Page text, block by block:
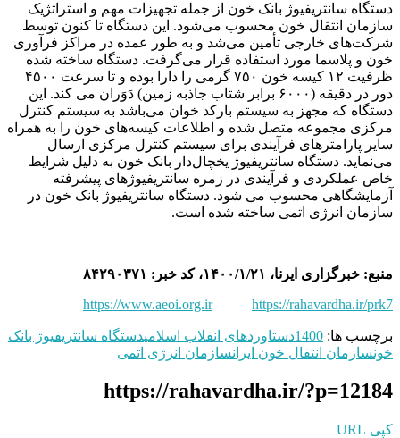
دستگاه سانتریفیوژ بانک خون از جمله تجهیزات مهم و استراتژیک
سازمان انتقال خون محسوب می‌شود. این دستگاه تا کنون توسط
شرکت‌های خارجی تأمین می‌شد و به ‌طور عمده در مراکز فرآوری
خون و پلاسما مورد استفاده قرار می‌گرفت. دستگاه ساخته شده
ظرفیت ۱۲ کیسه خون ۷۵۰ گرمی را دارا بوده و تا سرعت ۴۵۰۰
دور در دقیقه (۶۰۰۰ برابر شتاب جاذبه زمین) دَوَران می کند. این
دستگاه که مجهز به سیستم بارکد خوان می‌باشد به سیستم کنترل
مرکزی مجموعه متصل شده و اطلاعات کیسه‌های خون را به همراه
سایر پارامترهای فرآیندی برای سیستم کنترل مرکزی ارسال
می‌نماید. دستگاه سانتریفیوژ یخچال‌دار بانک خون به دلیل شرایط
خاص عملکردی و فرآیندی در زمره سانتریفیوژهای پیشرفته
آزمایشگاهی محسوب می شود. دستگاه سانتریفیوژ بانک خون در
سازمان انرژی اتمی ساخته شده است.
منبع: خبرگزاری ایرنا، ۱۴۰۰/۱/۲۱، کد خبر: ۸۴۲۹۰۳۷۱
https://www.aeoi.org.ir
https://rahavardha.ir/prk7
برچسب ها: 1400دستاوردهای انقلاب اسلامیدستگاه سانتریفیوژ بانک
خونسازمان انتقال خون ایرانسازمان انرژی اتمی
https://rahavardha.ir/?p=12184
کپی URL